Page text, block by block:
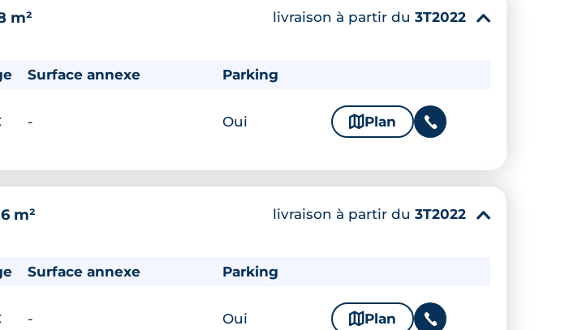
m² livraison à partir du 3T2022 ▾
Surface annexe Parking
- Oui 🗞 Plan 📞
m² livraison à partir du 3T2022 ▾
Surface annexe Parking
- Oui 🗞 Plan 📞